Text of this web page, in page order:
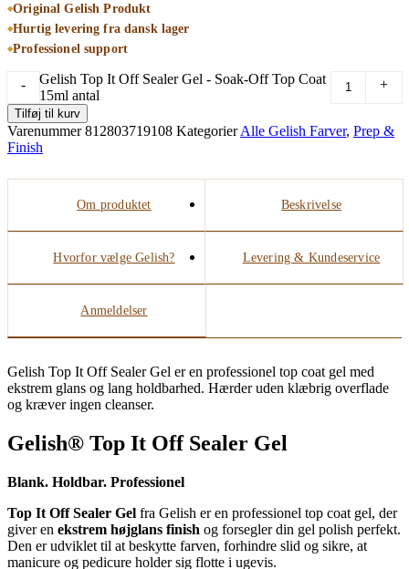
Original Gelish Produkt
Hurtig levering fra dansk lager
Professionel support
-
Gelish Top It Off Sealer Gel - Soak-Off Top Coat
15ml antal
+
Tilføj til kurv
Varenummer812803719108 Kategorier Alle Gelish Farver, Prep &
Finish
Om produktet Beskrivelse
Hvorfor vælge Gelish? Levering & Kundeservice
Anmeldelser
Gelish Top It Off Sealer Gel er en professionel top coat gel med
ekstrem glans og lang holdbarhed. Hærder uden klæbrig overflade
og kræver ingen cleanser.
Gelish® Top It Off Sealer Gel
Blank. Holdbar. Professionel
Top It Off Sealer Gel fra Gelish er en professionel top coat gel, der
giver en ekstrem højglans finish og forsegler din gel polish perfekt.
Den er udviklet til at beskytte farven, forhindre slid og sikre, at
manicure og pedicure holder sig flotte i ugevis.